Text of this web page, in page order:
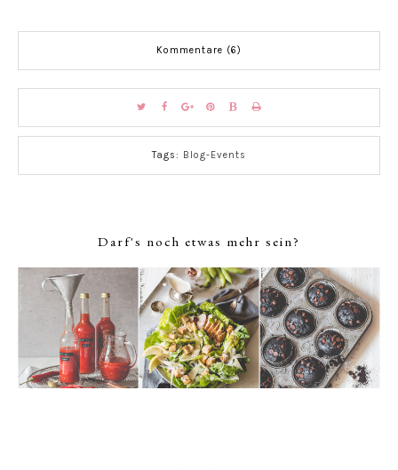
Kommentare (6)
Tags: Blog-Events
Darf's noch etwas mehr sein?